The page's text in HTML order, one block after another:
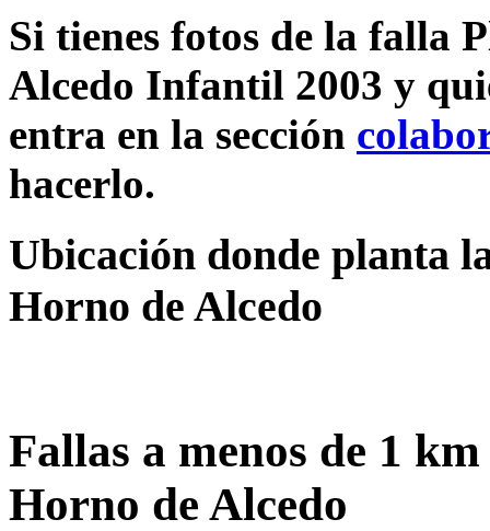
Si tienes fotos de la falla
Alcedo Infantil 2003 y
entra en la sección
hacerlo.
Ubicación donde planta
Horno de Alcedo
Fallas a menos de 1
Horno de Alcedo